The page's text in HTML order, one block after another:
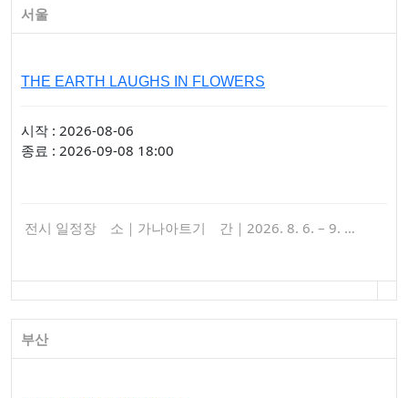
서울
THE EARTH LAUGHS IN FLOWERS
시작 : 2026-08-06
종료 : 2026-09-08 18:00
전시 일정장 소｜가나아트기 간｜2026. 8. 6. – 9. …
부산